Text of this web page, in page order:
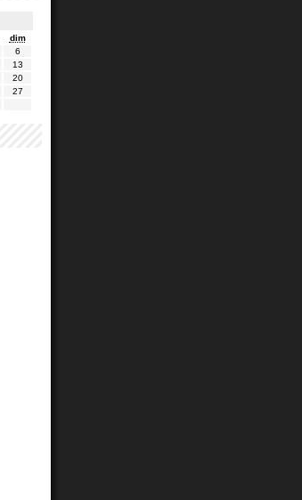
dim
6
13
20
27